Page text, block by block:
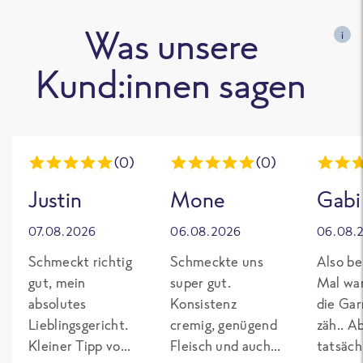
Was unsere
Kund:innen sagen
i
(0)
Justin
07.08.2026
Schmeckt richtig
gut, mein
absolutes
Lieblingsgericht.
Kleiner Tipp von
(0)
Mone
06.08.2026
Schmeckte uns
super gut.
Konsistenz
cremig, genügend
Fleisch und auch
Gabi
Also
Mal
die
zäh..